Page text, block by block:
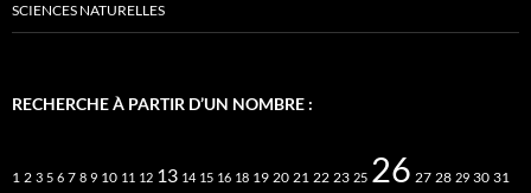
SCIENCES NATURELLES
RECHERCHE À PARTIR D’UN NOMBRE :
1 2 3 5 6 7 8 9 10 11 12 13 14 15 16 18 19 20 21 22 23 25 26 27 28 29 30 31